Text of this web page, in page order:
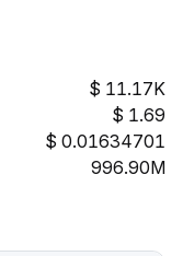
11.17K
1.69
0.01634701
996.90M